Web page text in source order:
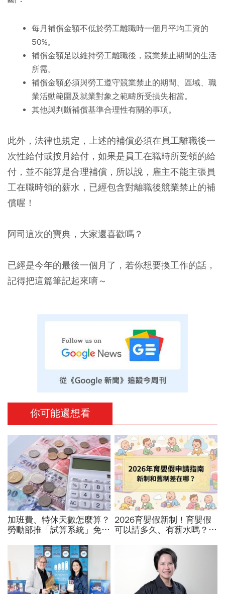
每月補償金額不低於勞工離職時一個月平均工資的
50%。
補償金額足以維持勞工離職後，競業禁止期間的生活
所需。
補償金額必須與勞工遵守競業禁止的期間、區域、職
業活動範圍及就業對象之範疇所受損失相當。
其他與判斷補償基準合理性有關的事項。
此外，法律也規定，上述的補償必須在員工離職後一
次性給付或按月給付，如果是員工在職時所受領的給
付，並不能算是合理補償，所以說，雇主不能主張員
工在職時領的薪水，已經包含對離職後競業禁止的補
償喔！
阿司這次的寶典，大家還喜歡嗎？
已經是今年的最後一個月了，若你想要換工作的話，
記得把這篇筆記起來唷～
你可能還想看
加班費、特休天數怎麼算？
勞動部推「試算系統」免代
資遣費都能查
2026育嬰假新制！育嬰假
可以請多久、有薪水嗎？育
資料，和舊制差異一次看